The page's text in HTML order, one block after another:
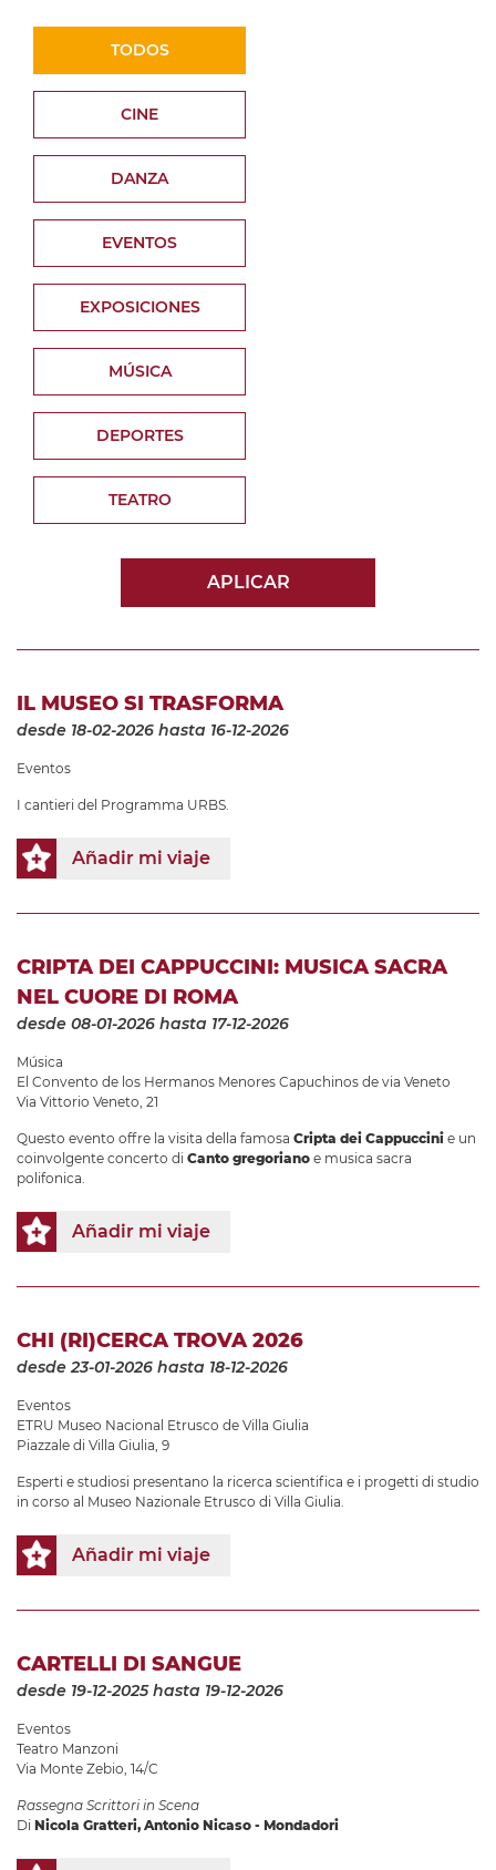
TODOS
CINE
DANZA
EVENTOS
EXPOSICIONES
MÚSICA
DEPORTES
TEATRO
APLICAR
IL MUSEO SI TRASFORMA
desde 18-02-2026 hasta 16-12-2026
Eventos
I cantieri del Programma URBS.
Añadir mi viaje
CRIPTA DEI CAPPUCCINI: MUSICA SACRA
NEL CUORE DI ROMA
desde 08-01-2026 hasta 17-12-2026
Música
El Convento de los Hermanos Menores Capuchinos de via Veneto
Via Vittorio Veneto, 21
Questo evento offre la visita della famosa Cripta dei Cappuccini e un
coinvolgente concerto di Canto gregoriano e musica sacra
polifonica.
Añadir mi viaje
CHI (RI)CERCA TROVA 2026
desde 23-01-2026 hasta 18-12-2026
Eventos
ETRU Museo Nacional Etrusco de Villa Giulia
Piazzale di Villa Giulia, 9
Esperti e studiosi presentano la ricerca scientifica e i progetti di studio
in corso al Museo Nazionale Etrusco di Villa Giulia.
Añadir mi viaje
CARTELLI DI SANGUE
desde 19-12-2025hasta 19-12-2026
Eventos
Teatro Manzoni
Via Monte Zebio, 14/C
Rassegna Scrittori in Scena
Di Nicola Gratteri, Antonio Nicaso - Mondadori